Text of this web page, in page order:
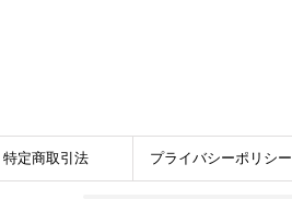
特定商取引法 プライバシーポリシー